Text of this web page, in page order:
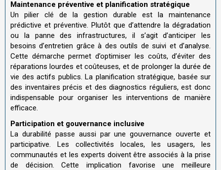
Maintenance préventive et planification stratégique
Un pilier clé de la gestion durable est la maintenance
prédictive et préventive. Plutôt que d’attendre la dégradation
ou la panne des infrastructures, il s’agit d’anticiper les
besoins d’entretien grâce à des outils de suivi et d’analyse.
Cette démarche permet d’optimiser les coûts, d’éviter des
réparations lourdes et coûteuses, et de prolonger la durée de
vie des actifs publics. La planification stratégique, basée sur
des inventaires précis et des diagnostics réguliers, est donc
indispensable pour organiser les interventions de manière
efficace.
Participation et gouvernance inclusive
La durabilité passe aussi par une gouvernance ouverte et
participative. Les collectivités locales, les usagers, les
communautés et les experts doivent être associés à la prise
de décision. Cette implication favorise une meilleure